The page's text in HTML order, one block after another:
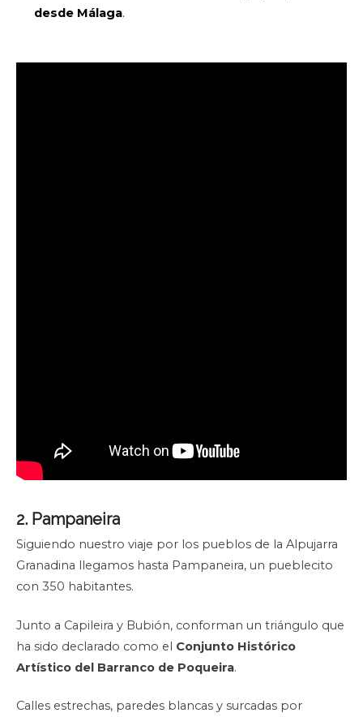
desde Málaga.
2. Pampaneira
Siguiendo nuestro viaje por los pueblos de la Alpujarra
Granadina llegamos hasta Pampaneira, un pueblecito
con 350 habitantes.
Junto a Capileira y Bubión, conforman un triángulo que
ha sido declarado como el Conjunto Histórico
Artístico del Barranco de Poqueira.
Calles estrechas, paredes blancas y surcadas por